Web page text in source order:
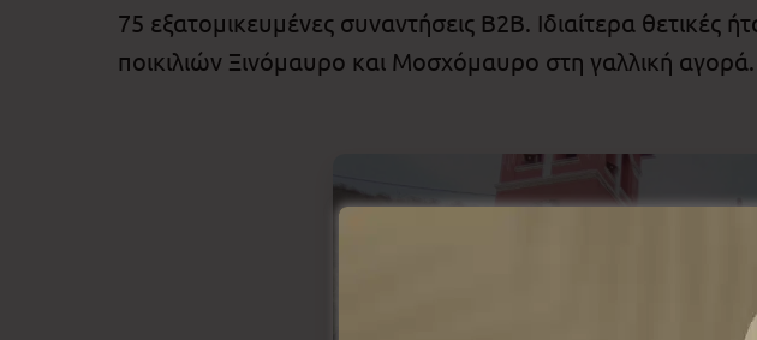
75 εξατομικευμένες συναντήσεις B2B. Ιδιαίτερα θετικές
ποικιλιών Ξινόμαυρο και Μοσχόμαυρο στη γαλλική αγορά.